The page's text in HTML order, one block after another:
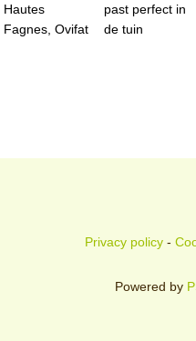
Hautes
Fagnes, Ovifat
past perfect in
de tuin
Privacy policy-
Powered by